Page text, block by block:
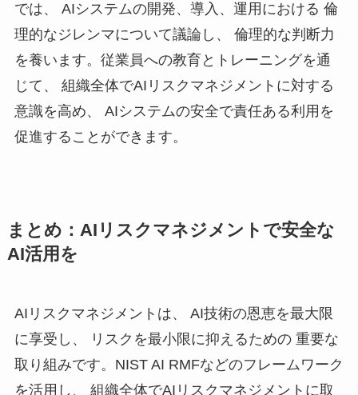
では、 AIシステムの開発、導入、運用における 倫
理的なジレンマについて議論し、 倫理的な判断力
を養います。従業員への教育とトレーニングを通
じて、 組織全体でAIリスクマネジメントに対する
意識を高め、 AIシステムの安全で責任ある利用を
促進することができます。
まとめ：AIリスクマネジメントで安全な
AI活用を
AIリスクマネジメントは、 AI技術の恩恵を最大限
に享受し、 リスクを最小限に抑えるための 重要な
取り組みです。NIST AI RMFなどのフレームワーク
を活用し、 組織全体でAIリスクマネジメントに取